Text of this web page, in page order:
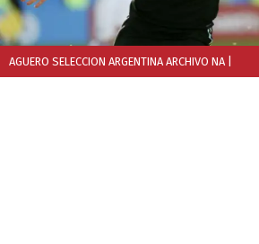
AGUERO SELECCION ARGENTINA ARCHIVO NA